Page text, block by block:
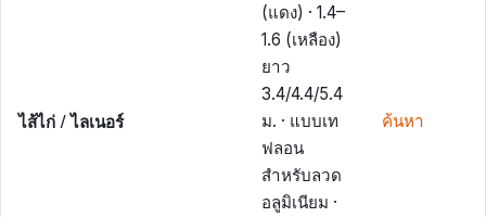
ไส้ไก่ / ไลเนอร์
(แดง) · 1.4–
1.6 (เหลือง)
ยาว
3.4/4.4/5.4
ม. · แบบเท
ฟลอน
สำหรับลวด
อลูมิเนียม ·
ค้นหา